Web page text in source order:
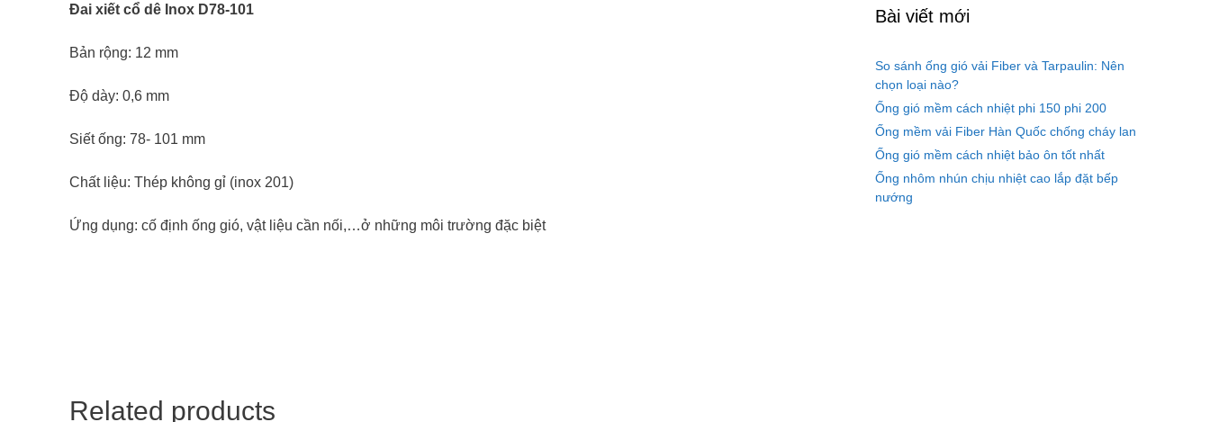
Đai xiết cổ dê Inox D78-101
Bản rộng: 12 mm
Độ dày: 0,6 mm
Siết ống: 78- 101 mm
Chất liệu: Thép không gỉ (inox 201)
Ứng dụng: cố định ống gió, vật liệu cần nối,…ở những môi trường đặc biệt
Related products
Bài viết mới
So sánh ống gió vải Fiber và Tarpaulin: Nên
chọn loại nào?
Ống gió mềm cách nhiệt phi 150 phi 200
Ống mềm vải Fiber Hàn Quốc chống cháy lan
Ống gió mềm cách nhiệt bảo ôn tốt nhất
Ống nhôm nhún chịu nhiệt cao lắp đặt bếp
nướng